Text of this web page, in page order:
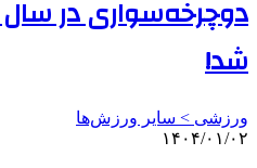
شد!
ورزشی > سایر ورزش‌ها
۱۴۰۴/۰۱/۰۲